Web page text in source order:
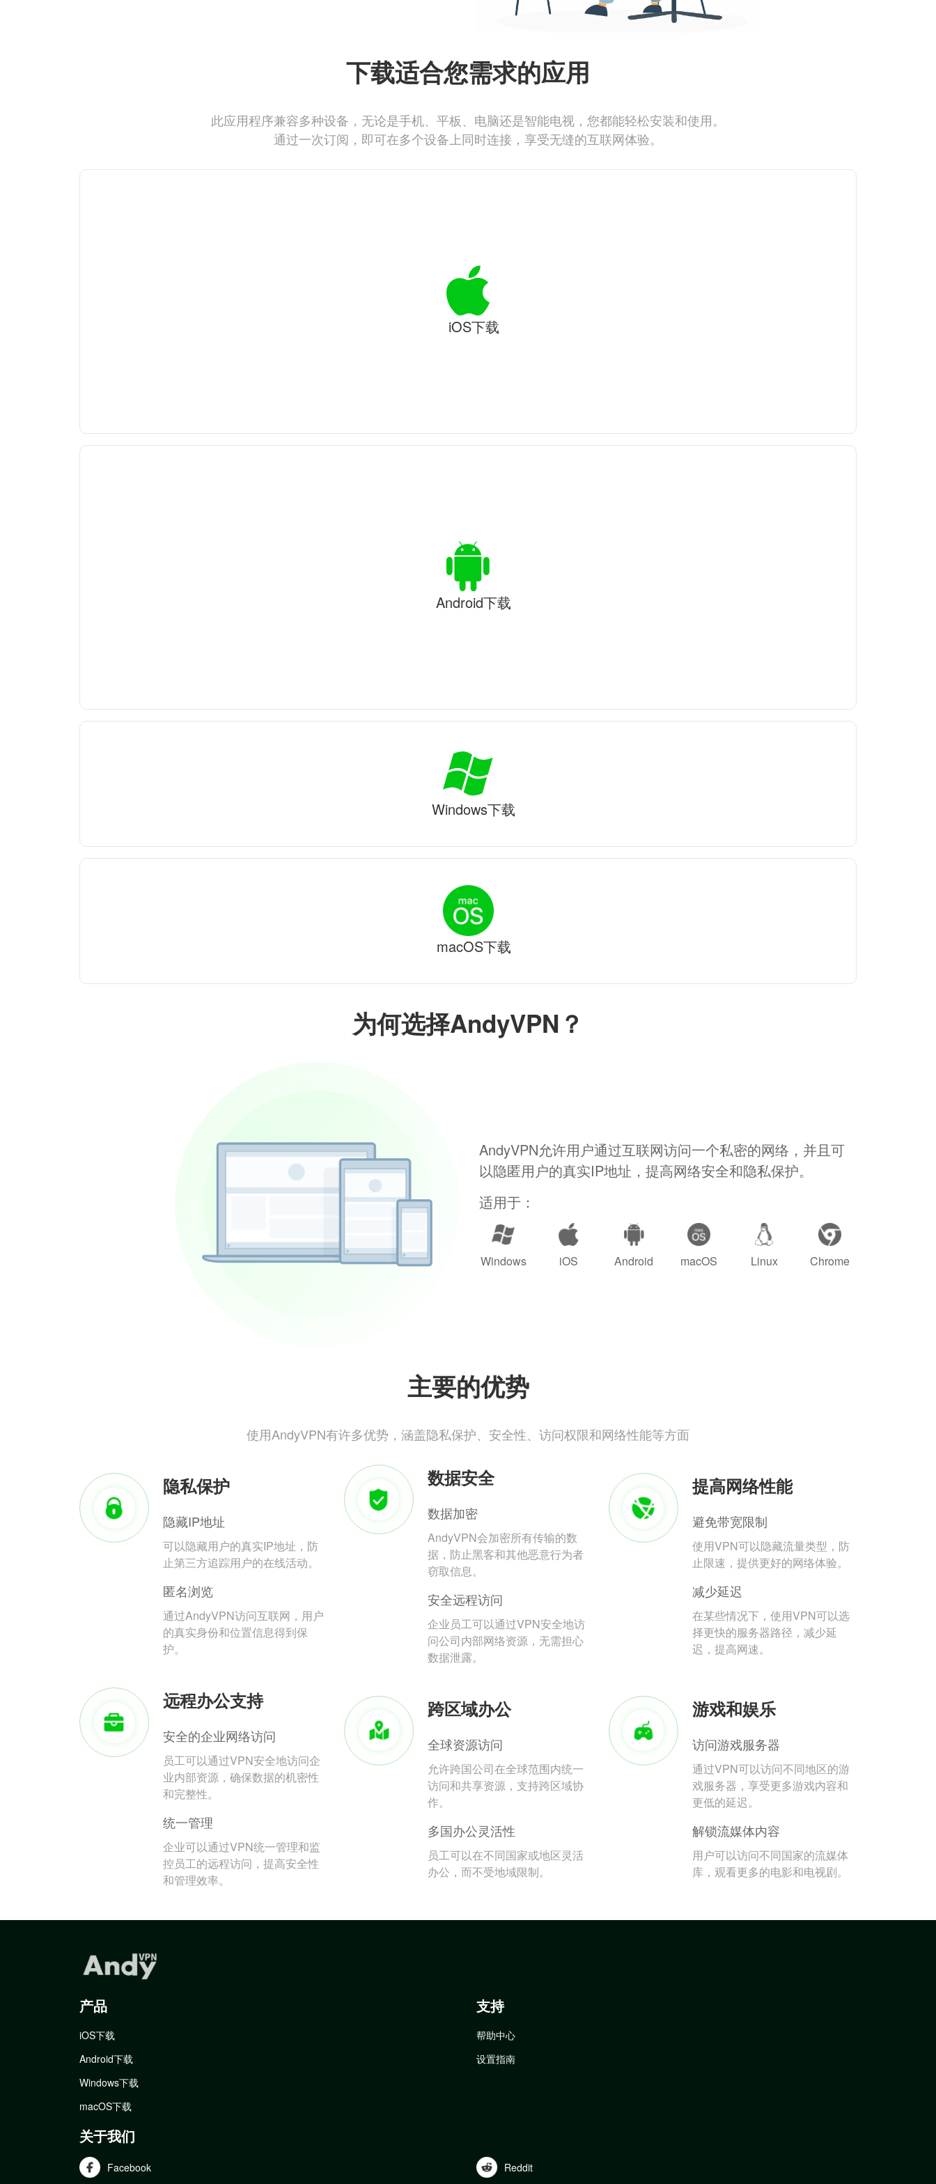
为何选择AndyVPN？
AndyVPN允许用户通过互联网访问一个私密的网络，并且可
以隐匿用户的真实IP地址，提高网络安全和隐私保护。
适用于：
Windows iOS Android macOS Linux Chrome
主要的优势
使用AndyVPN有许多优势，涵盖隐私保护、安全性、访问权限和网络性能等方面
隐私保护
隐藏IP地址
可以隐藏用户的真实IP地址，防
止第三方追踪用户的在线活动。
匿名浏览
通过AndyVPN访问互联网，用户
的真实身份和位置信息得到保
护。
数据安全
数据加密
AndyVPN会加密所有传输的数
据，防止黑客和其他恶意行为者
窃取信息。
安全远程访问
企业员工可以通过VPN安全地访
问公司内部网络资源，无需担心
数据泄露。
提高网络性能
避免带宽限制
使用VPN可以隐藏流量类型，防
止限速，提供更好的网络体验。
减少延迟
在某些情况下，使用VPN可以选
择更快的服务器路径，减少延
迟，提高网速。
远程办公支持
安全的企业网络访问
员工可以通过VPN安全地访问企
业内部资源，确保数据的机密性
和完整性。
统一管理
企业可以通过VPN统一管理和监
控员工的远程访问，提高安全性
和管理效率。
跨区域办公
全球资源访问
允许跨国公司在全球范围内统一
访问和共享资源，支持跨区域协
作。
多国办公灵活性
员工可以在不同国家或地区灵活
办公，而不受地域限制。
游戏和娱乐
访问游戏服务器
通过VPN可以访问不同地区的游
戏服务器，享受更多游戏内容和
更低的延迟。
解锁流媒体内容
用户可以访问不同国家的流媒体
库，观看更多的电影和电视剧。
下载适合您需求的应用
此应用程序兼容多种设备，无论是手机、平板、电脑还是智能电视，您都能轻松安装和使用。
通过一次订阅，即可在多个设备上同时连接，享受无缝的互联网体验。
iOS下载
Android下载
Windows下载
macOS下载
产品
iOS下载
Android下载
Windows下载
macOS下载
支持
帮助中心
设置指南
关于我们
Facebook Reddit